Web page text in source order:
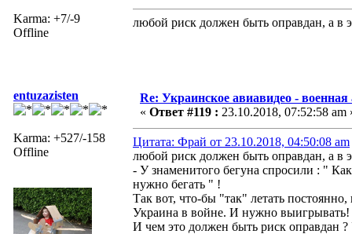
Karma: +7/-9
Offline
любой риск должен быть оправдан, а в
entuzazisten
Karma: +527/-158
Offline
Re: Украинское авиавидео -
« Ответ #119 : 23.10.2018, 07:52:58 am
Цитата: Фрай от 23.10.2018, 04:50:08 am
любой риск должен быть оправдан, а в
- У знаменитого бегуна спросили : "
нужно бегать " !
Так вот, что-бы "так" летать
Украина в войне. И нужно выигрывать!
И чем это должен быть риск оправдан